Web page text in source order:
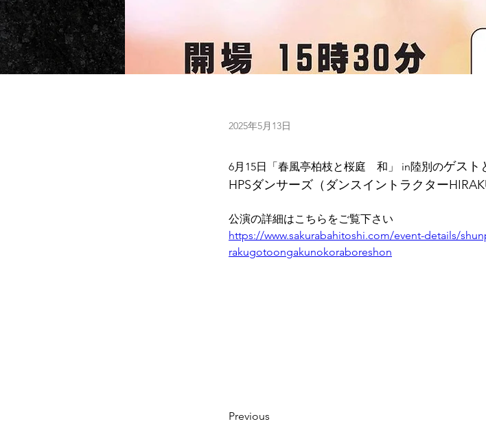
2025年5月13日
6月15日「春風亭柏枝と桜庭　和」 in陸別のゲスト
HPSダンサーズ（ダンスイントラクター
公演の詳細はこちらをご覧下さい
https://www.sakurabahitoshi.com/event-details/
rakugotoongakunokoraboreshon
Previous